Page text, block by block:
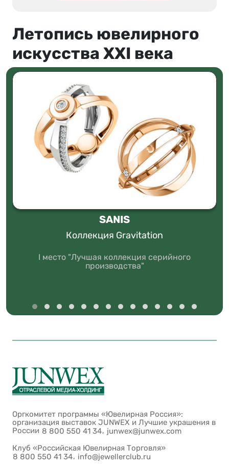
Летопись ювелирного
искусства XXI века
SANIS
Коллекция Gravitation
I место "Лучшая коллекция серийного
производства"
Оргкомитет программы «Ювелирная Россия»:
организация выставок JUNWEX и Лучшие украшения в
России 8 800 550 41 34, junwex@junwex.com
Клуб «Российская Ювелирная Торговля»
8 800 550 41 34, info@jewellerclub.ru